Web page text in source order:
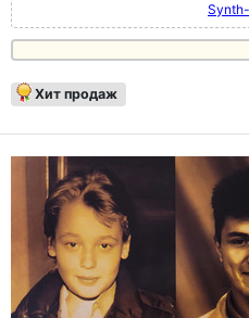
Хит продаж